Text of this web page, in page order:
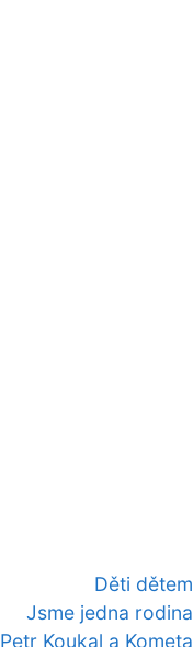
Děti dětem
Jsme jedna rodina
Petr Koukal a Kometa